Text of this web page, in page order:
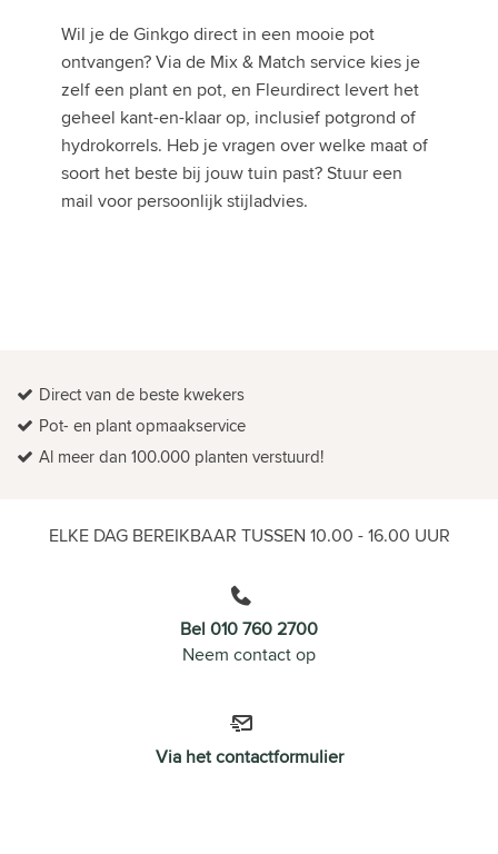
Wil je de Ginkgo direct in een mooie pot
ontvangen? Via de Mix & Match service kies je
zelf een plant en pot, en Fleurdirect levert het
geheel kant-en-klaar op, inclusief potgrond of
hydrokorrels. Heb je vragen over welke maat of
soort het beste bij jouw tuin past? Stuur een
mail voor persoonlijk stijladvies.
Direct van de beste kwekers
Pot- en plant opmaakservice
Al meer dan 100.000 planten verstuurd!
ELKE DAG BEREIKBAAR TUSSEN 10.00 - 16.00 UUR
Bel 010 760 2700
Neem contact op
Via het contactformulier